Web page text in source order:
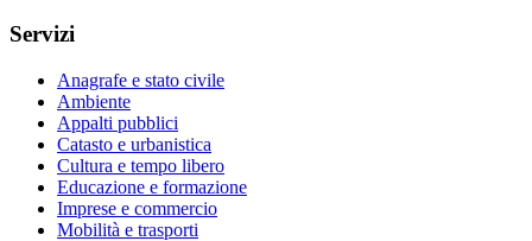
Servizi
Anagrafe e stato civile
Ambiente
Appalti pubblici
Catasto e urbanistica
Cultura e tempo libero
Educazione e formazione
Imprese e commercio
Mobilità e trasporti